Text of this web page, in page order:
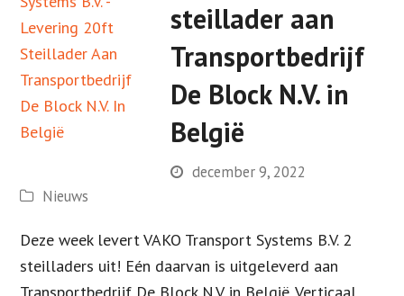
steillader aan
Transportbedrijf
De Block N.V. in
België
december 9, 2022
Nieuws
Deze week levert VAKO Transport Systems B.V. 2
steilladers uit! Eén daarvan is uitgeleverd aan